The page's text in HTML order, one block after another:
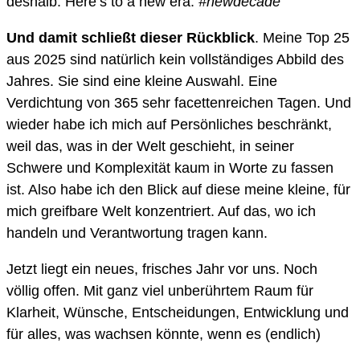
Und damit schließt dieser Rückblick. Meine Top 25
aus 2025 sind natürlich kein vollständiges Abbild des
Jahres. Sie sind eine kleine Auswahl. Eine
Verdichtung von 365 sehr facettenreichen Tagen. Und
wieder habe ich mich auf Persönliches beschränkt,
weil das, was in der Welt geschieht, in seiner
Schwere und Komplexität kaum in Worte zu fassen
ist. Also habe ich den Blick auf diese meine kleine, für
mich greifbare Welt konzentriert. Auf das, wo ich
handeln und Verantwortung tragen kann.
Jetzt liegt ein neues, frisches Jahr vor uns. Noch
völlig offen. Mit ganz viel unberührtem Raum für
Klarheit, Wünsche, Entscheidungen, Entwicklung und
für alles, was wachsen könnte, wenn es (endlich)